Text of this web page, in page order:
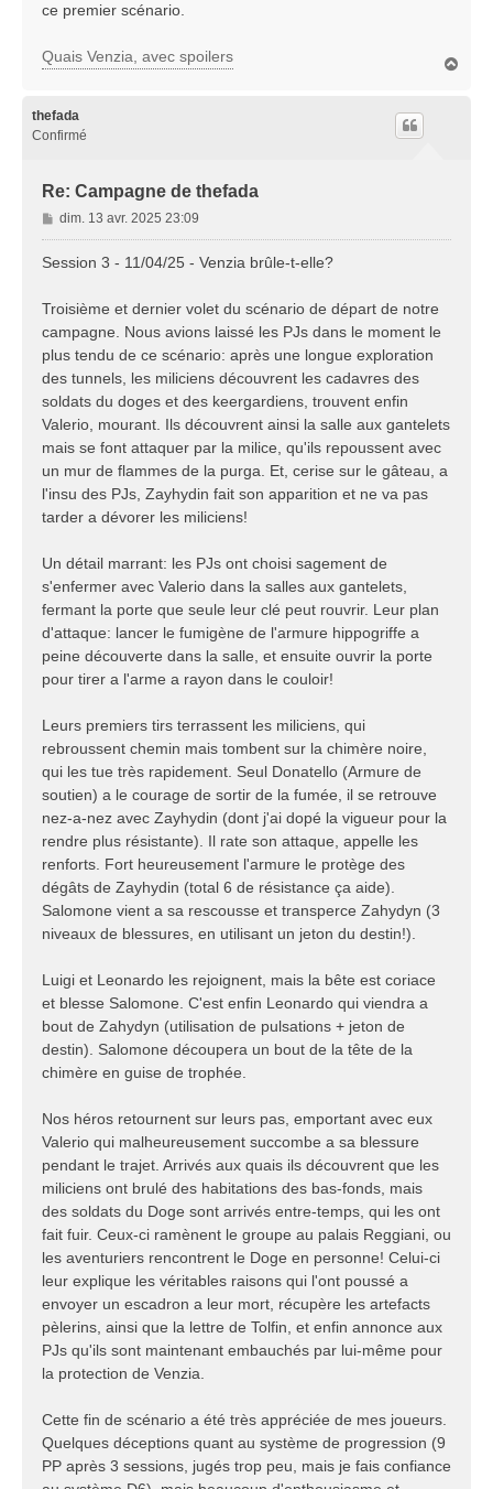
ce premier scénario.
Quais Venzia, avec spoilers
thefada
Confirmé
Re: Campagne de thefada
M
e
s
g
e
dim. 13 avr. 2025 23:09
Session 3 - 11/04/25 - Venzia brûle-t-elle?
Troisième et dernier volet du scénario de départ de notre
campagne. Nous avions laissé les PJs dans le moment le
plus tendu de ce scénario: après une longue exploration
des tunnels, les miliciens découvrent les cadavres des
soldats du doges et des keergardiens, trouvent enfin
Valerio, mourant. Ils découvrent ainsi la salle aux gantelets
mais se font attaquer par la milice, qu'ils repoussent avec
un mur de flammes de la purga. Et, cerise sur le gâteau, a
l'insu des PJs, Zayhydin fait son apparition et ne va pas
tarder a dévorer les miliciens!
Un détail marrant: les PJs ont choisi sagement de
s'enfermer avec Valerio dans la salles aux gantelets,
fermant la porte que seule leur clé peut rouvrir. Leur plan
d'attaque: lancer le fumigène de l'armure hippogriffe a
peine découverte dans la salle, et ensuite ouvrir la porte
pour tirer a l'arme a rayon dans le couloir!
Leurs premiers tirs terrassent les miliciens, qui
rebroussent chemin mais tombent sur la chimère noire,
qui les tue très rapidement. Seul Donatello (Armure de
soutien) a le courage de sortir de la fumée, il se retrouve
nez-a-nez avec Zayhydin (dont j'ai dopé la vigueur pour la
rendre plus résistante). Il rate son attaque, appelle les
renforts. Fort heureusement l'armure le protège des
dégâts de Zayhydin (total 6 de résistance ça aide).
Salomone vient a sa rescousse et transperce Zahydyn (3
niveaux de blessures, en utilisant un jeton du destin!).
Luigi et Leonardo les rejoignent, mais la bête est coriace
et blesse Salomone. C'est enfin Leonardo qui viendra a
bout de Zahydyn (utilisation de pulsations + jeton de
destin). Salomone découpera un bout de la tête de la
chimère en guise de trophée.
Nos héros retournent sur leurs pas, emportant avec eux
Valerio qui malheureusement succombe a sa blessure
pendant le trajet. Arrivés aux quais ils découvrent que les
miliciens ont brulé des habitations des bas-fonds, mais
des soldats du Doge sont arrivés entre-temps, qui les ont
fait fuir. Ceux-ci ramènent le groupe au palais Reggiani, ou
les aventuriers rencontrent le Doge en personne! Celui-ci
leur explique les véritables raisons qui l'ont poussé a
envoyer un escadron a leur mort, récupère les artefacts
pèlerins, ainsi que la lettre de Tolfin, et enfin annonce aux
PJs qu'ils sont maintenant embauchés par lui-même pour
la protection de Venzia.
Cette fin de scénario a été très appréciée de mes joueurs.
Quelques déceptions quant au système de progression (9
PP après 3 sessions, jugés trop peu, mais je fais confiance